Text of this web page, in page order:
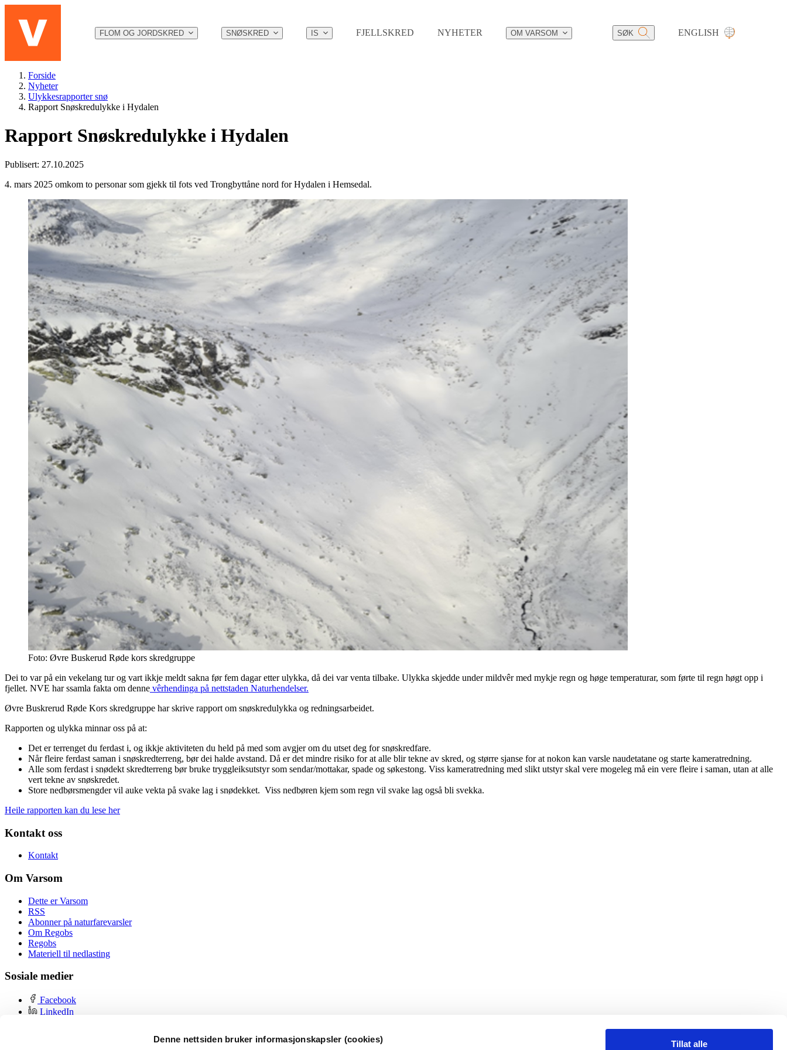
Denne nettsiden bruker informasjonskapsler (cookies) Tillat alle
FLOM OG JORDSKRED SNØSKRED IS FJELLSKRED NYHETER OM VARSOM SØK ENGLISH
Forside
Nyheter
Ulykkesrapporter snø
Rapport Snøskredulykke i Hydalen
Rapport Snøskredulykke i Hydalen
Publisert: 27.10.2025
4. mars 2025 omkom to personar som gjekk til fots ved Trongbyttåne nord for Hydalen i Hemsedal.
Foto: Øvre Buskerud Røde kors skredgruppe
Dei to var på ein vekelang tur og vart ikkje meldt sakna før fem dagar etter ulykka, då dei var venta tilbake. Ulykka skjedde under mildvêr med mykje regn og høge temperaturar, som førte til regn høgt opp i
fjellet. NVE har ssamla fakta om denne vêrhendinga på nettstaden Naturhendelser.
Øvre Buskrerud Røde Kors skredgruppe har skrive rapport om snøskredulykka og redningsarbeidet.
Rapporten og ulykka minnar oss på at:
Det er terrenget du ferdast i, og ikkje aktiviteten du held på med som avgjer om du utset deg for snøskredfare.
Når fleire ferdast saman i snøskredterreng, bør dei halde avstand. Då er det mindre risiko for at alle blir tekne av skred, og større sjanse for at nokon kan varsle naudetatane og starte kameratredning.
Alle som ferdast i snødekt skredterreng bør bruke tryggleiksutstyr som sendar/mottakar, spade og søkestong. Viss kameratredning med slikt utstyr skal vere mogeleg må ein vere fleire i saman, utan at alle
vert tekne av snøskredet.
Store nedbørsmengder vil auke vekta på svake lag i snødekket. Viss nedbøren kjem som regn vil svake lag også bli svekka.
Heile rapporten kan du lese her
Kontakt oss
Kontakt
Om Varsom
Dette er Varsom
RSS
Abonner på naturfarevarsler
Om Regobs
Regobs
Materiell til nedlasting
Sosiale medier
Facebook
LinkedIn